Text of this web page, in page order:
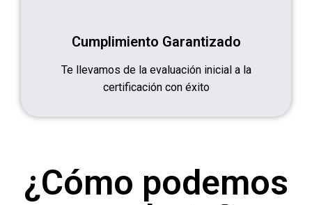
Cumplimiento Garantizado
Te llevamos de la evaluación inicial a la
certificación con éxito
¿Cómo podemos